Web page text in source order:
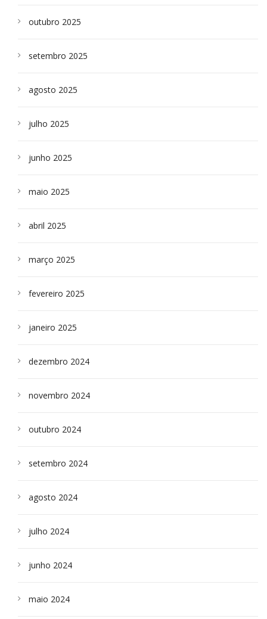
outubro 2025
setembro 2025
agosto 2025
julho 2025
junho 2025
maio 2025
abril 2025
março 2025
fevereiro 2025
janeiro 2025
dezembro 2024
novembro 2024
outubro 2024
setembro 2024
agosto 2024
julho 2024
junho 2024
maio 2024